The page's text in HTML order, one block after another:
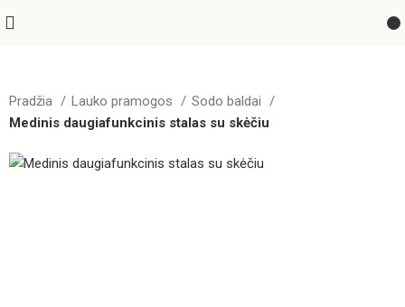
Pradžia Lauko pramogos
Sodo baldai
Medinis daugiafunkcinis stalas su skėčiu